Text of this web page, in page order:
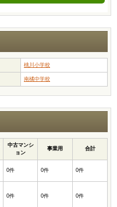
桃川小学校
南橘中学校
中古マンシ
ョン
事業用 合計
0件 0件 0件
0件 0件 0件